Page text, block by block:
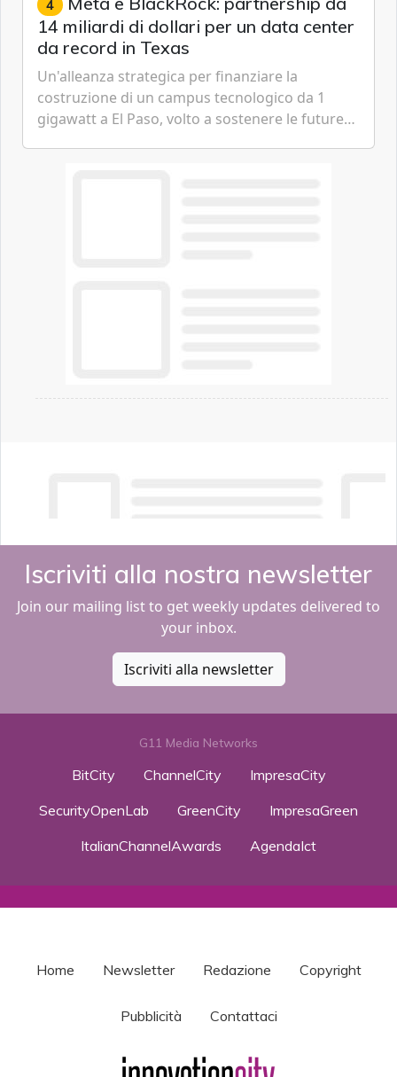
4
14 miliardi di dollari per un data center
da record in Texas
Un'alleanza strategica per finanziare la
costruzione di un campus tecnologico da 1
gigawatt a El Paso, volto a sostenere le future
Iscriviti alla nostra newsletter
Join our mailing list to get weekly updates delivered to
your inbox.
Iscriviti alla newsletter
G11 Media Networks
BitCity ChannelCity
ImpresaCity
SecurityOpenLab
GreenCity
ImpresaGreen
ItalianChannelAwards
AgendaIct
Home Newsletter Redazione Copyright
Pubblicità Contattaci